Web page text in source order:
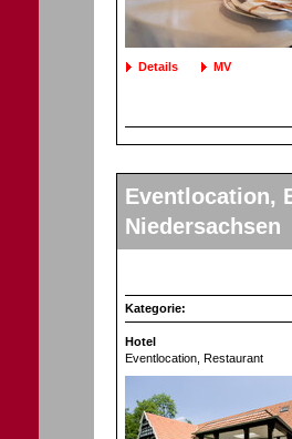
Details MV
Eventlocation,
Niedersachsen
Kategorie:
Hotel
Eventlocation , Restaurant